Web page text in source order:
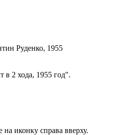
в 2 хода, 1955 год".
иконку справа вверху.